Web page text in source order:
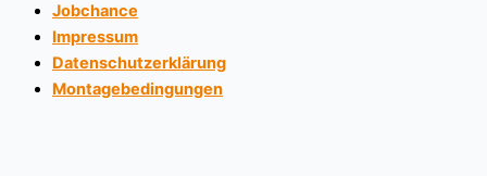
Jobchance
Impressum
Datenschutz­erklärung
Montagebedingungen